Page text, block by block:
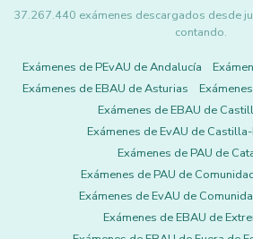
37.267.440 exámenes descargados desde
contando.
Exámenes de PEvAU de Andalucía
Exámenes de EBAU de Asturias
Exámenes de EBAU de
Exámenes de EvAU de
Exámenes de PAU de
Exámenes de PAU de
Exámenes de EvAU de
Exámenes de EBAU de